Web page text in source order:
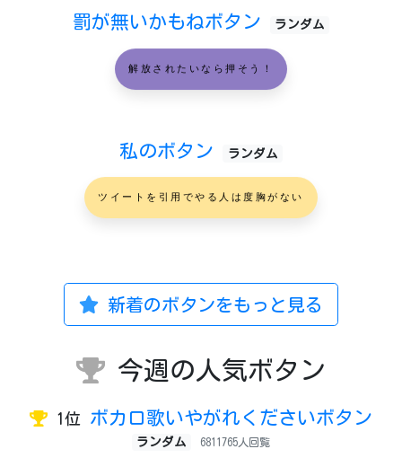
罰が無いかもねボタン ランダム
解放されたいなら押そう！
私のボタン ランダム
ツイートを引用でやる人は度胸がない
新着のボタンをもっと見る
今週の人気ボタン
1位 ボカロ歌いやがれくださいボタン
ランダム 6811765人回覧